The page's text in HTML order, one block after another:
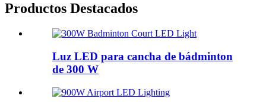
Productos Destacados
Luz LED para cancha de bádminton
de 300 W